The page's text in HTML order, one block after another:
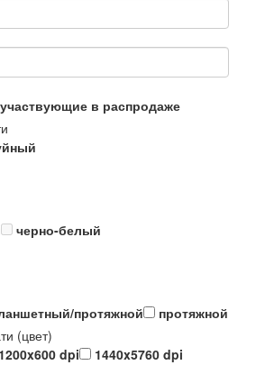
в распродаже
черно-белый
протяжной
протяжной
(цвет)
1200x600 dpi
1440x5760 dpi